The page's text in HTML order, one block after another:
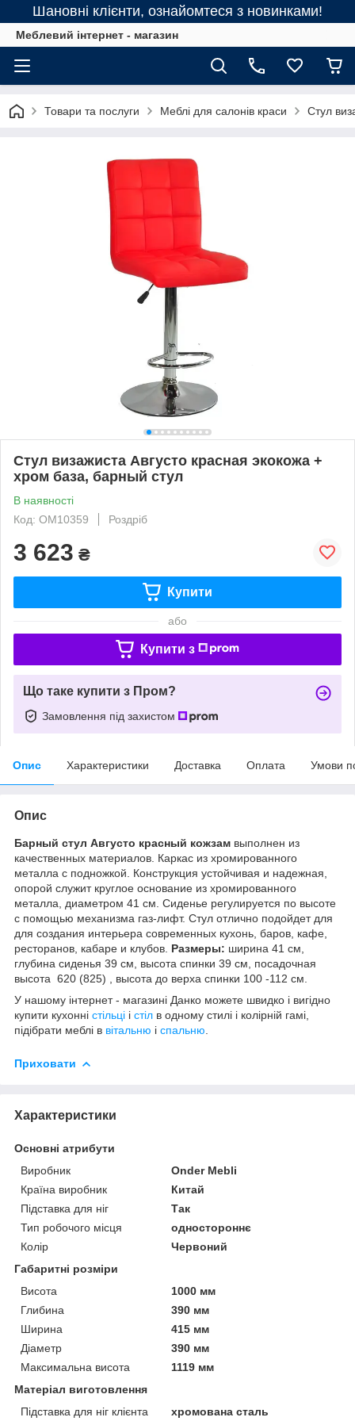
Шановні клієнти, ознайомтеся з новинками!
Меблевий інтернет - магазин
Товари та послуги Меблі для салонів краси Стул
Стул визажиста Августо красная экокожа +
хром база, барный стул
В наявності
Код: ОМ10359
Роздріб
3 623 ₴
Купити
або
Купити з
Що таке купити з Пром?
Замовлення під захистом
Опис Характеристики Доставка Оплата Умови
Опис
Барный стул Августо красный кожзам выполнен из
качественных материалов. Каркас из хромированного
металла с подножкой. Конструкция устойчивая и надежная,
опорой служит круглое основание из хромированного
металла, диаметром 41 см. Сиденье регулируется по высоте
с помощью механизма газ-лифт. Стул отлично подойдет для
для создания интерьера современных кухонь, баров, кафе,
ресторанов, кабаре и клубов. Размеры: ширина 41 см,
глубина сиденья 39 см, высота спинки 39 см, посадочная
высота 620 (825) , высота до верха спинки 100 -112 см.
У нашому інтернет - магазині Данко можете швидко і вигідно
купити кухонні стільці і стіл в одному стилі і колірній гамі,
підібрати меблі в вітальню і спальню
Приховати
Характеристики
Основні атрибути
Виробник
Onder Mebli
Країна виробник
Китай
Підставка для ніг
Так
Тип робочого місця
одностороннє
Колір
Червоний
Габаритні розміри
Висота
1000 мм
Глибина
390 мм
Ширина
415 мм
Діаметр
390 мм
Максимальна висота
1119 мм
Матеріал виготовлення
Підставка для ніг клієнта
хромована сталь